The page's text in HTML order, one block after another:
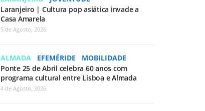
Laranjeiro | Cultura pop asiática invade a
Casa Amarela
5 de Agosto, 2026
ALMADA EFEMÉRIDE
MOBILIDADE
Ponte 25 de Abril celebra 60 anos com
programa cultural entre Lisboa e Almada
4 de Agosto, 2026